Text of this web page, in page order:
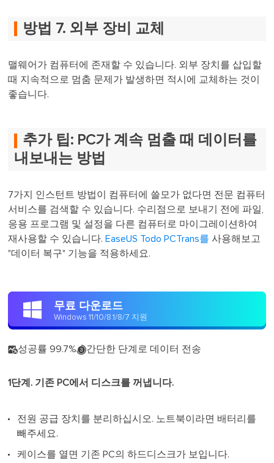
방법 7. 외부 장비 교체
맬웨어가 컴퓨터에 존재할 수 있습니다. 외부 장치를 삽입할
때 지속적으로 멈춤 문제가 발생하면 적시에 교체하는 것이
좋습니다.
추가 팁: PC가 계속 멈출 때 데이터를
내보내는 방법
7가지 인스턴트 방법이 컴퓨터에 쓸모가 없다면 전문 컴퓨터
서비스를 검색할 수 있습니다. 수리점으로 보내기 전에 파일,
응용 프로그램 및 설정을 다른 컴퓨터로 마이그레이션하여
재사용할 수 있습니다. EaseUS Todo PCTrans를 사용해보고
"데이터 복구" 기능을 적용하세요.
 무료 다운로드
Windows 11/10/8.1/8/7 지원
성공률 99.7%간단한 단계로 데이터 전송
1단계. 기존 PC에서 디스크를 꺼냅니다.
전원 공급 장치를 분리하십시오. 노트북이라면 배터리를
빼주세요.
케이스를 열면 기존 PC의 하드디스크가 보입니다.